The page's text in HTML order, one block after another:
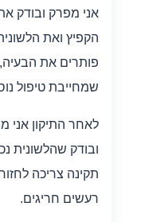
אני מפרק ובודק
הקפיץ ואת
פותרים את
שמחייבת טיפול
לאחר התיקון אני
ובודק שהלשונית
תקינה צריכה
רעשים חריגים.